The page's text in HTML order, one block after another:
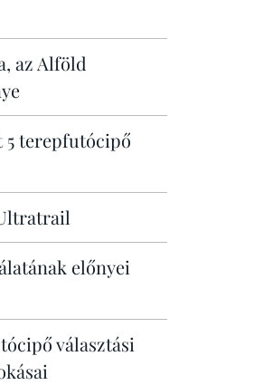
az Alföld
5 terepfutócipő
előnyei
választási